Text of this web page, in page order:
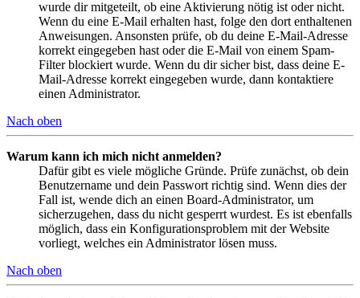
wurde dir mitgeteilt, ob eine Aktivierung nötig ist oder nicht.
Wenn du eine E-Mail erhalten hast, folge den dort enthaltenen
Anweisungen. Ansonsten prüfe, ob du deine E-Mail-Adresse
korrekt eingegeben hast oder die E-Mail von einem Spam-
Filter blockiert wurde. Wenn du dir sicher bist, dass deine E-
Mail-Adresse korrekt eingegeben wurde, dann kontaktiere
einen Administrator.
Nach oben
Warum kann ich mich nicht anmelden?
Dafür gibt es viele mögliche Gründe. Prüfe zunächst, ob dein
Benutzername und dein Passwort richtig sind. Wenn dies der
Fall ist, wende dich an einen Board-Administrator, um
sicherzugehen, dass du nicht gesperrt wurdest. Es ist ebenfalls
möglich, dass ein Konfigurationsproblem mit der Website
vorliegt, welches ein Administrator lösen muss.
Nach oben